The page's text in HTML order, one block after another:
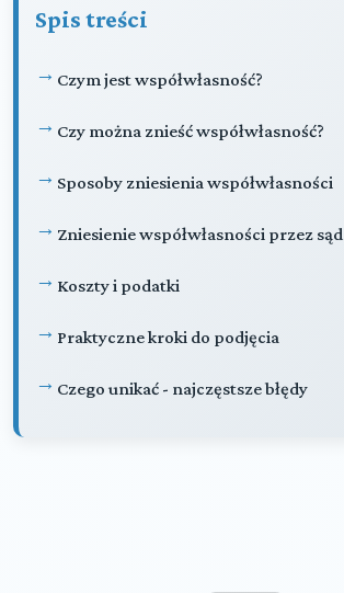
Spis treści
Czym jest współwłasność?
Czy można znieść współwłasność?
Sposoby zniesienia współwłasności
Zniesienie współwłasności przez sąd
Koszty i podatki
Praktyczne kroki do podjęcia
Czego unikać - najczęstsze błędy